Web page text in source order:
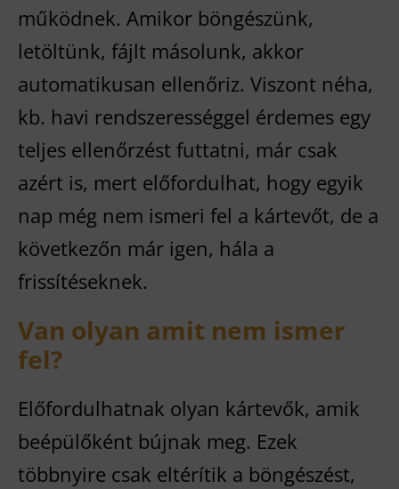
működnek. Amikor böngészünk,
letöltünk, fájlt másolunk, akkor
automatikusan ellenőriz. Viszont néha,
kb. havi rendszerességgel érdemes egy
teljes ellenőrzést futtatni, már csak
azért is, mert előfordulhat, hogy egyik
nap még nem ismeri fel a kártevőt, de a
következőn már igen, hála a
frissítéseknek.
Van olyan amit nem ismer
fel?
Előfordulhatnak olyan kártevők, amik
beépülőként bújnak meg. Ezek
többnyire csak eltérítik a böngészést,